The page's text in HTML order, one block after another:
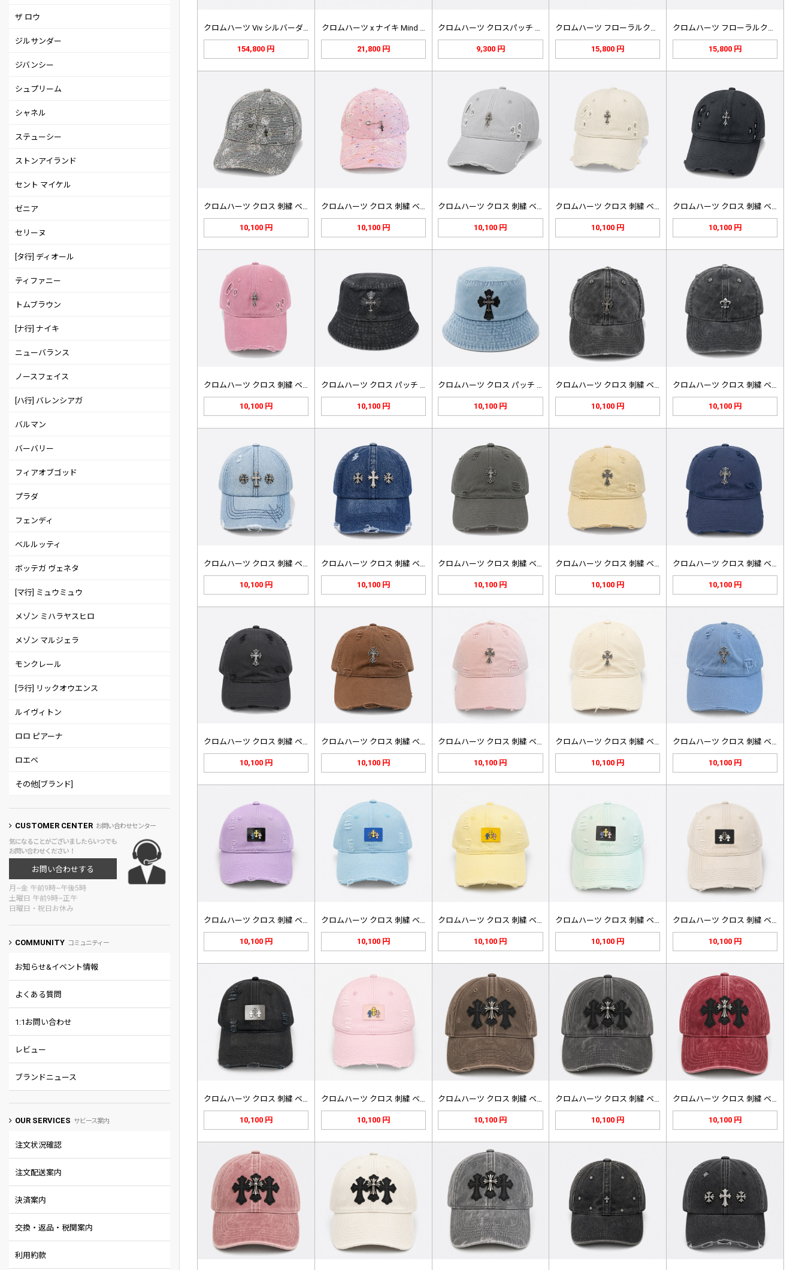
ザ ロウ
ジルサンダー
ジバンシー
シュプリーム
シャネル
ステューシー
ストンアイランド
セント マイケル
ゼニア
セリーヌ
[タ行] ディオール
ティファニー
トムブラウン
[ナ行] ナイキ
ニューバランス
ノースフェイス
[ハ行] バレンシアガ
バルマン
バーバリー
フィアオブゴッド
プラダ
フェンディ
ベルルッティ
ボッテガ ヴェネタ
[マ行] ミュウミュウ
メゾン ミハラヤスヒロ
メゾン マルジェラ
モンクレール
[ラ行] リックオウエンス
ルイヴィトン
ロロ ピアーナ
ロエベ
その他[ブランド]
CUSTOMER CENTER お問い合わせセンター
気になることがございましたらいつでも
お問い合わせください！
お問い合わせする
月~金 午前9時~午後5時
土曜日 午前9時~正午
日曜日・祝日お休み
COMMUNITY コミュニティー
お知らせ&イベント情報
よくある質問
1:1お問い合わせ
レビュー
ブランドニュース
OUR SERVICES サビース案内
注文状況確認
注文配送案内
決済案内
交換・返品・税関案内
利用約款
クロムハーツ Viv シルバーダガー…
154,800 円
クロムハーツ x ナイキ Mind …
21,800 円
クロムハーツ クロスパッチ ベースボ…
9,300 円
クロムハーツ フローラルクロス ステ…
15,800 円
クロムハーツ フローラルクロス ステ…
15,800 円
10,100 円 10,100 円 10,100 円 10,100 円 10,100 円
10,100 円 10,100 円 10,100 円 10,100 円 10,100 円
10,100 円 10,100 円 10,100 円 10,100 円 10,100 円
クロムハーツ クロス 刺繍 ベースボ…
10,100 円
クロムハーツ クロス 刺繍 ベースボ…
10,100 円
クロムハーツ クロス 刺繍 ベースボ…
10,100 円
クロムハーツ クロス 刺繍 ベースボ…
10,100 円
クロムハーツ クロス 刺繍 ベースボ…
10,100 円
クロムハーツ クロス 刺繍 ベースボ…
10,100 円
クロムハーツ クロス 刺繍 ベースボ…
10,100 円
クロムハーツ クロス 刺繍 ベースボ…
10,100 円
クロムハーツ クロス 刺繍 ベースボ…
10,100 円
クロムハーツ クロス 刺繍 ベースボ…
10,100 円
10,100 円 10,100 円 10,100 円 10,100 円 10,100 円